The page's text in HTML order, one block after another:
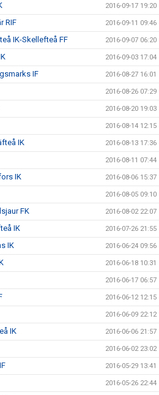
2016-09-17 19:20
RIF 2016-09-11 09:46
IK-Skellefteå FF 2016-09-07 06:20
2016-09-03 17:04
IF 2016-08-27 16:01
2016-08-26 07:29
2016-08-20 19:03
2016-08-14 12:15
IK 2016-08-13 17:36
2016-08-11 07:44
IK 2016-08-06 15:37
2016-08-05 09:10
FK 2016-08-02 22:07
IK 2016-07-26 21:55
IK 2016-06-24 09:56
2016-06-18 10:31
2016-06-17 06:57
2016-06-12 12:15
2016-06-09 22:12
IK 2016-06-06 21:57
2016-06-02 23:02
2016-05-29 13:41
2016-05-26 22:44